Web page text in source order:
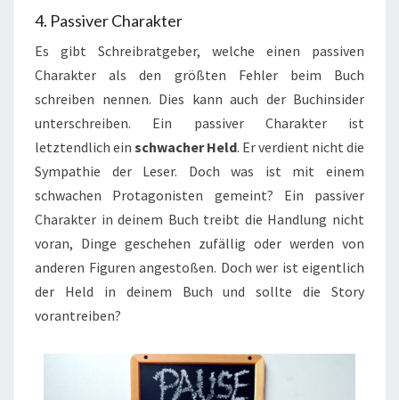
4. Passiver Charakter
Es gibt Schreibratgeber, welche einen passiven
Charakter als den größten Fehler beim Buch
schreiben nennen. Dies kann auch der Buchinsider
unterschreiben. Ein passiver Charakter ist
letztendlich ein schwacher Held. Er verdient nicht die
Sympathie der Leser. Doch was ist mit einem
schwachen Protagonisten gemeint? Ein passiver
Charakter in deinem Buch treibt die Handlung nicht
voran, Dinge geschehen zufällig oder werden von
anderen Figuren angestoßen. Doch wer ist eigentlich
der Held in deinem Buch und sollte die Story
vorantreiben?